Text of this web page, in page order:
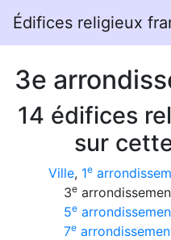
Édifices religieux
3e
14 édifices
sur
Ville, 1e
3e
5e
7e